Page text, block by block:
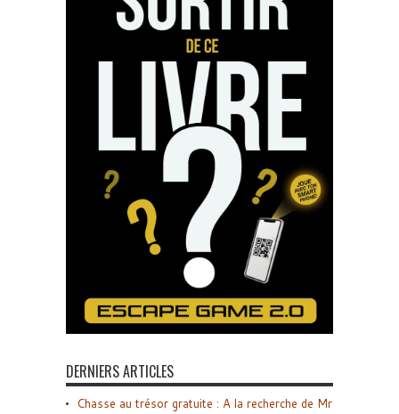
DERNIERS ARTICLES
Chasse au trésor gratuite : A la recherche de Mr